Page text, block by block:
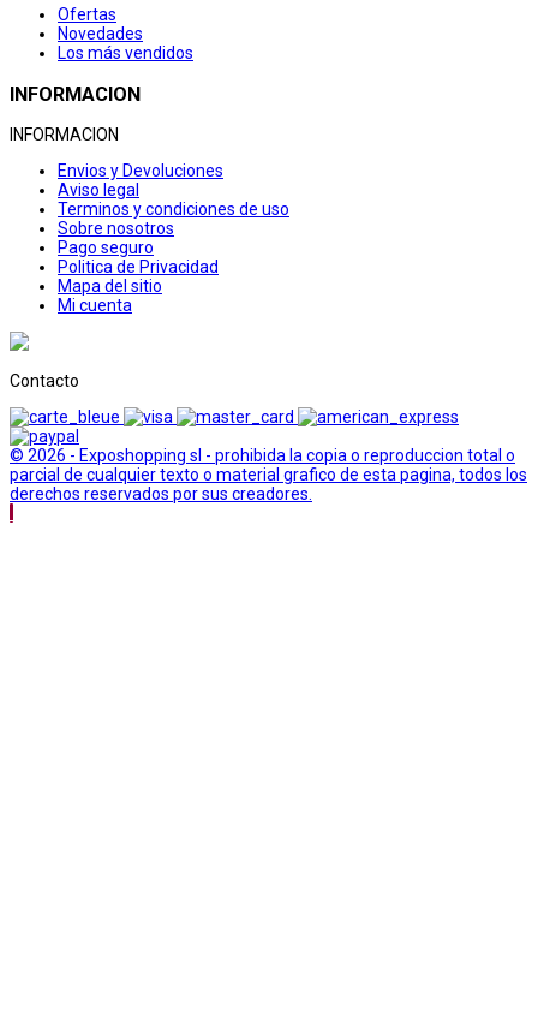
Ofertas
Novedades
Los más vendidos
INFORMACION
INFORMACION
Envios y Devoluciones
Aviso legal
Terminos y condiciones de uso
Sobre nosotros
Pago seguro
Politica de Privacidad
Mapa del sitio
Mi cuenta
Contacto
© 2026 - Exposhopping sl - prohibida la copia o reproduccion total o
parcial de cualquier texto o material grafico de esta pagina, todos los
derechos reservados por sus creadores.